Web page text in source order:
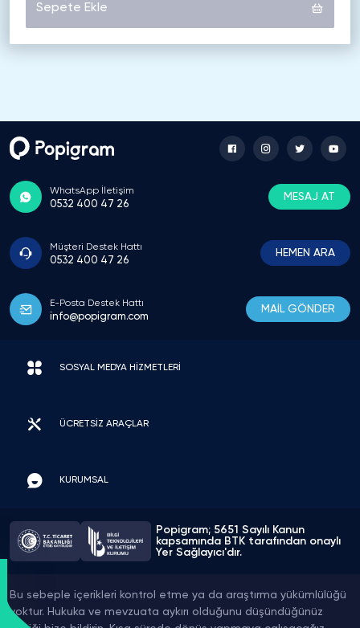
Sepete Ekle
WhatsApp İletişim
0532 400 47 26
MESAJ AT
Müşteri Destek Hattı
0532 400 47 26
HEMEN ARA
E-Posta Destek Hattı
info@popigram.com
MAİL GÖNDER
SOSYAL MEDYA HİZMETLERİ
ÜCRETSİZ ARAÇLAR
KURUMSAL
Popigram; 5651 Sayılı Kanun
kapsamında BTK tarafından onaylı
Yer Sağlayıcı'dır.
Bu sebeple içerikleri kontrol etme ya da araştırma yükümlülüğü
yoktur. Hukuka ve mevzuata aykırı olduğunu düşündüğünüz